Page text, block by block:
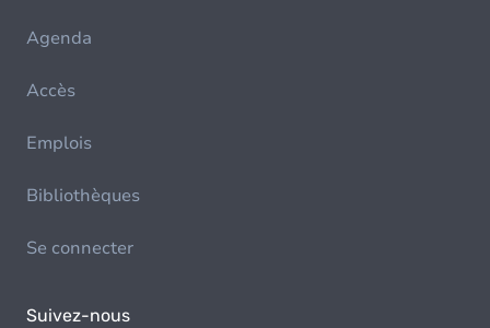
Agenda
Accès
Emplois
Bibliothèques
Se connecter
Suivez-nous